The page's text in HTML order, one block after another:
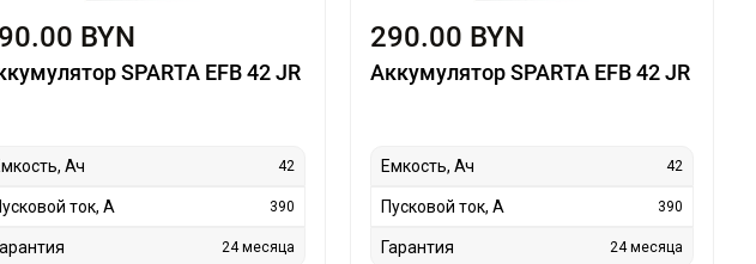
BYN
SPARTA EFB 42 JR
Ач 42
ток, А 390
24 месяца
290.00 BYN
Аккумулятор SPARTA EFB 42 JR
Емкость, Ач 42
Пусковой ток, А 390
Гарантия 24 месяца